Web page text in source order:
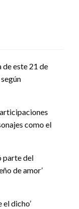
este 21 de
como el
parte del
de amor’
dicho’